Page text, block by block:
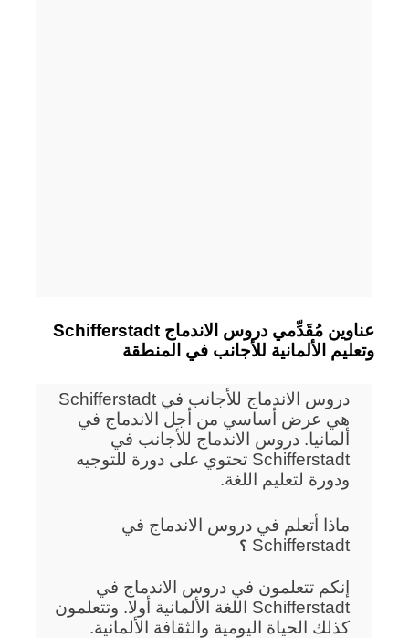
Schifferstadt عناوين مُقَدِّمي دروس الاندماج
وتعليم الألمانية للأجانب في المنطقة
دروس الاندماج للأجانب في Schifferstadt
هي عرض أساسي من أجل الاندماج في
ألمانيا. دروس الاندماج للأجانب في
Schifferstadt تحتوي على دورة للتوجيه
ودورة لتعليم اللغة.
ماذا أتعلم في دروس الاندماج في
Schifferstadt ؟
إنكم تتعلمون في دروس الاندماج في
Schifferstadt اللغة الألمانية أولا. وتتعلمون
كذلك الحياة اليومية والثقافة الألمانية.